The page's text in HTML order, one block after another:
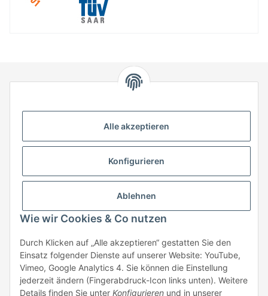
74538 Rosengarten-Uttenhofen
Telefon: +49 (0) 7907 943 690
Fax: +49 (0) 7907 942 0222
Mail:info@hstronic-gmbh.de
Beratung:+49 (0) 7907 943690
Anfragen oder Muster anfordern:
info@hstronic-gmbh.de
Alle akzeptieren
Konfigurieren
Ablehnen
Wie wir Cookies & Co nutzen
Durch Klicken auf „Alle akzeptieren“ gestatten Sie den
Einsatz folgender Dienste auf unserer Website: YouTube,
Vimeo, Google Analytics 4. Sie können die Einstellung
jederzeit ändern (Fingerabdruck-Icon links unten). Weitere
Details finden Sie unter Konfigurieren und in unserer